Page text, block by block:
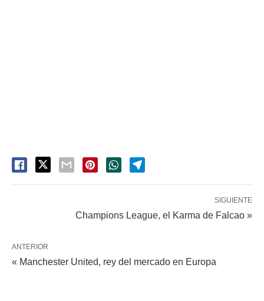
SIGUIENTE
Champions League, el Karma de Falcao »
ANTERIOR
« Manchester United, rey del mercado en Europa